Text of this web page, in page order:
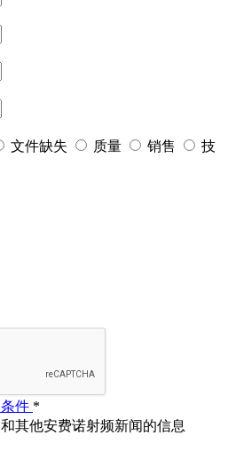
文件缺失 质量 销售
技
件 *
其他安费诺射频新闻的信息